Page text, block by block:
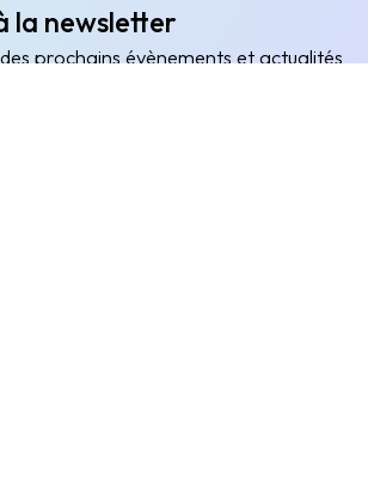
la newsletter
prochains évènements et actualités